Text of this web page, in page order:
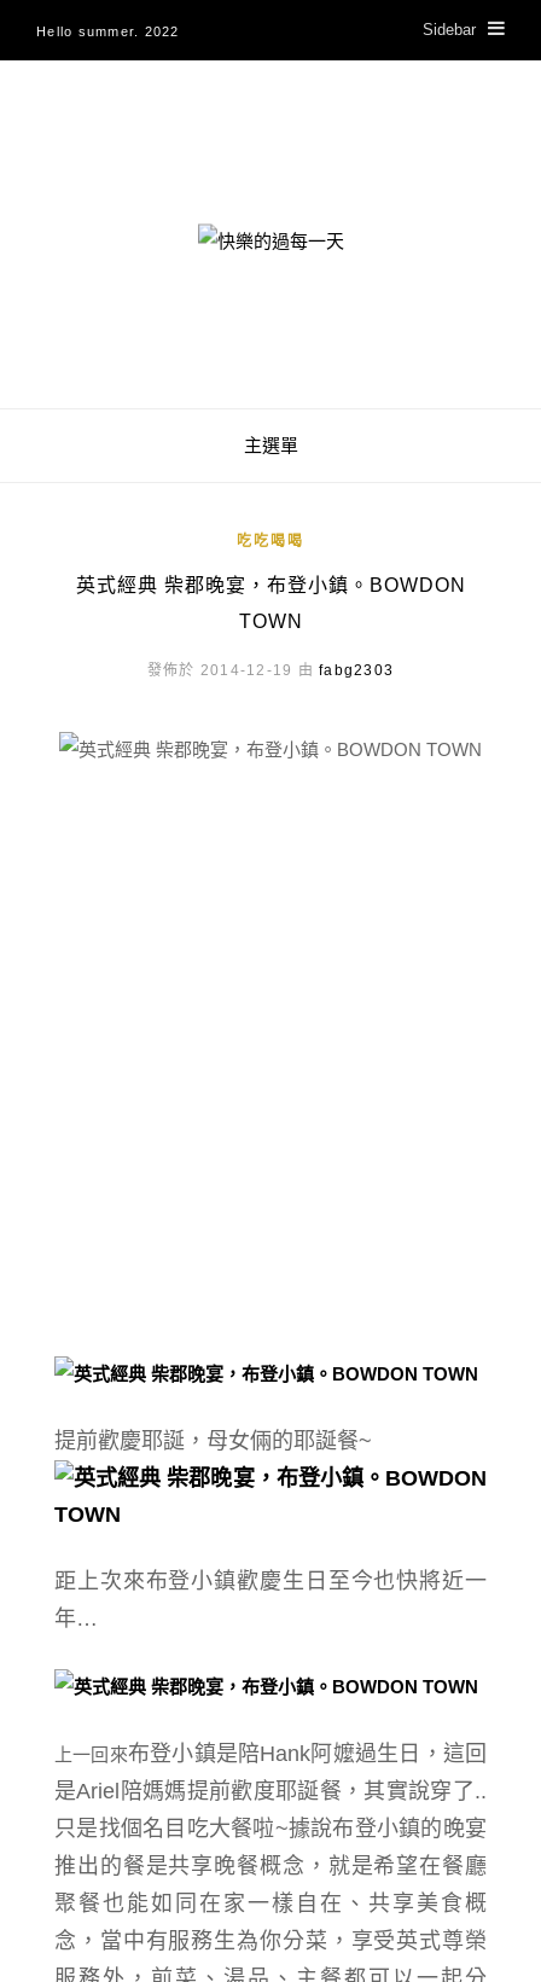
Hello summer. 2022 Sidebar
快樂的過每一天
主選單
吃吃喝喝
英式經典 柴郡晚宴，布登小鎮。BOWDON
TOWN
發佈於 2014-12-19 由fabg2303
提前歡慶耶誕，母女倆的耶誕餐~
距上次來布登小鎮歡慶生日至今也快將近一
年…
上一回來布登小鎮是陪Hank阿嬤過生日，這回
是Ariel陪媽媽提前歡度耶誕餐，其實說穿了..
只是找個名目吃大餐啦~據說布登小鎮的晚宴
推出的餐是共享晚餐概念，就是希望在餐廳
聚餐也能如同在家一樣自在、共享美食概
念，當中有服務生為你分菜，享受英式尊榮